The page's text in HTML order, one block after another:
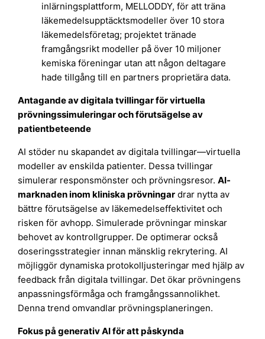
inlärningsplattform, MELLODDY, för att träna
läkemedelsupptäcktsmodeller över 10 stora
läkemedelsföretag; projektet tränade
framgångsrikt modeller på över 10 miljoner
kemiska föreningar utan att någon deltagare
hade tillgång till en partners proprietära data.
Antagande av digitala tvillingar för virtuella
prövningssimuleringar och förutsägelse av
patientbeteende
AI stöder nu skapandet av digitala tvillingar—virtuella
modeller av enskilda patienter. Dessa tvillingar
simulerar responsmönster och prövningsresor.AI-
marknaden inom kliniska prövningar drar nytta av
bättre förutsägelse av läkemedelseffektivitet och
risken för avhopp. Simulerade prövningar minskar
behovet av kontrollgrupper. De optimerar också
doseringsstrategier innan mänsklig rekrytering. AI
möjliggör dynamiska protokolljusteringar med hjälp av
feedback från digitala tvillingar. Det ökar prövningens
anpassningsförmåga och framgångssannolikhet.
Denna trend omvandlar prövningsplaneringen.
Fokus på generativ AI för att påskynda